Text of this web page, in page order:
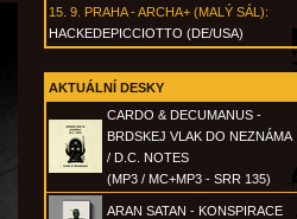
15. 9. PRAHA - ARCHA+ (MALÝ SÁL):
HACKEDEPICCIOTTO (DE/USA)
AKTUÁLNÍ DESKY
CARDO & DECUMANUS -
BRDSKEJ VLAK DO NEZNÁMA
/ D.C. NOTES
(MP3 / MC+MP3 - SRR 135)
ARAN SATAN - KONSPIRACE